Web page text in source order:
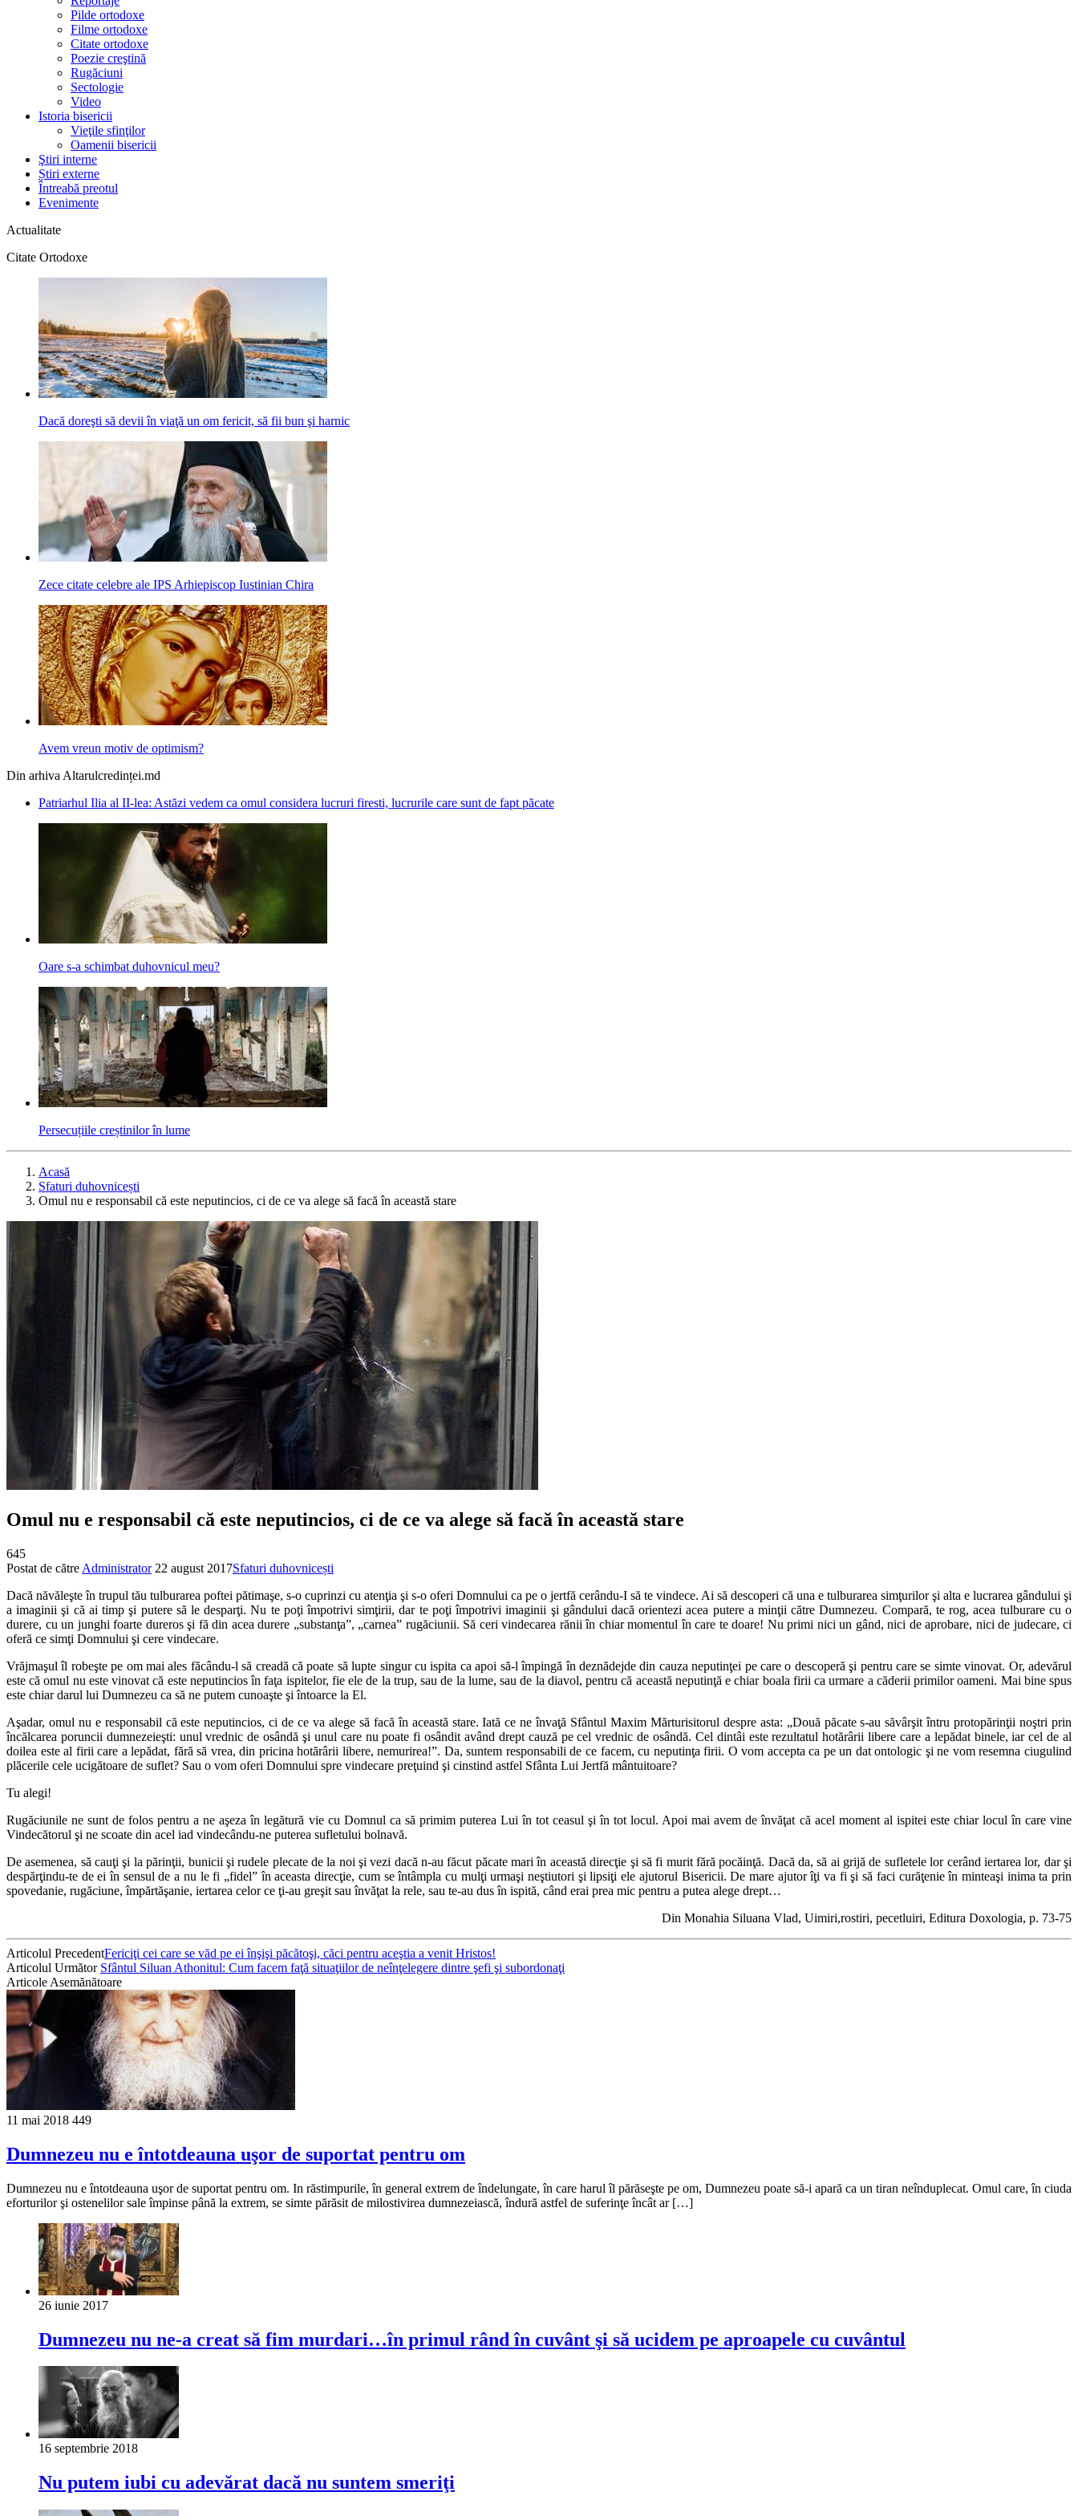
Pilde ortodoxe
Filme ortodoxe
Citate ortodoxe
Poezie creştină
Rugăciuni
Sectologie
Video
Istoria bisericii
Vieţile sfinţilor
Oamenii bisericii
Ştiri interne
Știri externe
Întreabă preotul
Evenimente
Actualitate
Citate Ortodoxe
Dacă doreşti să devii în viaţă un om fericit, să fii bun şi harnic
Zece citate celebre ale IPS Arhiepiscop Iustinian Chira
Avem vreun motiv de optimism?
Din arhiva Altarulcredinței.md
Patriarhul Ilia al II-lea: Astăzi vedem ca omul considera lucruri firesti, lucrurile care sunt de fapt păcate
Oare s-a schimbat duhovnicul meu?
Persecuțiile creștinilor în lume
Acasă
Sfaturi duhovnicești
Omul nu e responsabil că este neputincios, ci de ce va alege să facă în această stare
Omul nu e responsabil că este neputincios, ci de ce va alege să facă în această stare
645
Postat de către Administrator 22 august 2017Sfaturi duhovnicești
Dacă năvăleşte în trupul tău tulburarea poftei pătimaşe, s-o cuprinzi cu atenţia şi s-o oferi Domnului ca pe o jertfă cerându-I să te vindece. Ai să descoperi că una e tulburarea simţurilor şi alta e lucrarea gândului şi
a imaginii şi că ai timp şi putere să le desparţi. Nu te poţi împotrivi simţirii, dar te poţi împotrivi imaginii şi gândului dacă orientezi acea putere a minţii către Dumnezeu. Compară, te rog, acea tulburare cu o
durere, cu un junghi foarte dureros şi fă din acea durere „substanţa”, „carnea” rugăciunii. Să ceri vindecarea rănii în chiar momentul în care te doare! Nu primi nici un gând, nici de aprobare, nici de judecare, ci
oferă ce simţi Domnului şi cere vindecare.
Vrăjmaşul îl robeşte pe om mai ales făcându-l să creadă că poate să lupte singur cu ispita ca apoi să-l împingă în deznădejde din cauza neputinţei pe care o descoperă şi pentru care se simte vinovat. Or, adevărul
este că omul nu este vinovat că este neputincios în faţa ispitelor, fie ele de la trup, sau de la lume, sau de la diavol, pentru că această neputinţă e chiar boala firii ca urmare a căderii primilor oameni. Mai bine spus
este chiar darul lui Dumnezeu ca să ne putem cunoaşte şi întoarce la El.
Aşadar, omul nu e responsabil că este neputincios, ci de ce va alege să facă în această stare. Iată ce ne învaţă Sfântul Maxim Mărturisitorul despre asta: „Două păcate s-au săvârşit întru protopărinţii noştri prin
încălcarea poruncii dumnezeieşti: unul vrednic de osândă şi unul care nu poate fi osândit având drept cauză pe cel vrednic de osândă. Cel dintâi este rezultatul hotărârii libere care a lepădat binele, iar cel de al
doilea este al firii care a lepădat, fără să vrea, din pricina hotărârii libere, nemurirea!”. Da, suntem responsabili de ce facem, cu neputinţa firii. O vom accepta ca pe un dat ontologic şi ne vom resemna ciugulind
plăcerile cele ucigătoare de suflet? Sau o vom oferi Domnului spre vindecare preţuind şi cinstind astfel Sfânta Lui Jertfă mântuitoare?
Tu alegi!
Rugăciunile ne sunt de folos pentru a ne aşeza în legătură vie cu Domnul ca să primim puterea Lui în tot ceasul şi în tot locul. Apoi mai avem de învăţat că acel moment al ispitei este chiar locul în care vine
Vindecătorul şi ne scoate din acel iad vindecându-ne puterea sufletului bolnavă.
De asemenea, să cauţi şi la părinţii, bunicii şi rudele plecate de la noi şi vezi dacă n-au făcut păcate mari în această direcţie şi să fi murit fără pocăinţă. Dacă da, să ai grijă de sufletele lor cerând iertarea lor, dar şi
despărţindu-te de ei în sensul de a nu le fi „fidel” în aceasta direcţie, cum se întâmpla cu mulţi urmaşi neştiutori şi lipsiţi ele ajutorul Bisericii. De mare ajutor îţi va fi şi să faci curăţenie în minteaşi inima ta prin
spovedanie, rugăciune, împărtăşanie, iertarea celor ce ţi-au greşit sau învăţat la rele, sau te-au dus în ispită, când erai prea mic pentru a putea alege drept…
Din Monahia Siluana Vlad, Uimiri,rostiri, pecetluiri, Editura Doxologia, p. 73-75
Articolul PrecedentFericiţi cei care se văd pe ei înşişi păcătoşi, căci pentru aceştia a venit Hristos!
Articolul Următor Sfântul Siluan Athonitul: Cum facem faţă situaţiilor de neînţelegere dintre şefi şi subordonaţi
Articole Asemănătoare
11 mai 2018 449
Dumnezeu nu e întotdeauna uşor de suportat pentru om
Dumnezeu nu e întotdeauna uşor de suportat pentru om. In răstimpurile, în general extrem de îndelungate, în care harul îl părăseşte pe om, Dumnezeu poate să-i apară ca un tiran neînduplecat. Omul care, în ciuda
eforturilor şi ostenelilor sale împinse până la extrem, se simte părăsit de milostivirea dumnezeiască, îndură astfel de suferinţe încât ar […]
26 iunie 2017
Dumnezeu nu ne-a creat să fim murdari…în primul rând în cuvânt şi să ucidem pe aproapele cu cuvântul
16 septembrie 2018
Nu putem iubi cu adevărat dacă nu suntem smeriţi